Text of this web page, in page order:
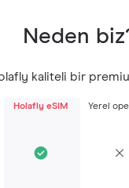
Neden
kaliteli bir
Holafly eSIM Yerel